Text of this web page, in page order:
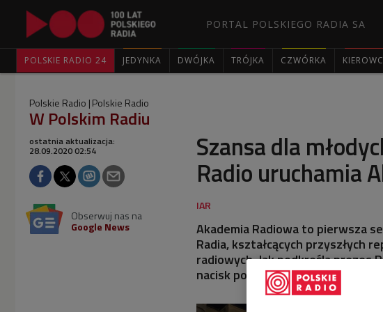
PORTAL POLSKIEGO RADIA SA
POLSKIE RADIO 24 JEDYNKA DWÓJKA TRÓJKA CZWÓRKA
Polskie Radio Polskie Radio
W Polskim Radiu
Szansa dla
Radio uruchamia
ostatnia aktualizacja:
28.09.2020 02:54
Obserwuj nas na
Google News
Akademia Radiowa to pierwsza
Radia, kształcących przyszłych
radiowych. Jak podkreśla prezes
nacisk położony będzie na